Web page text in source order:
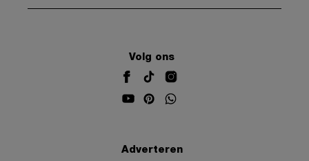
Volg ons
Adverteren